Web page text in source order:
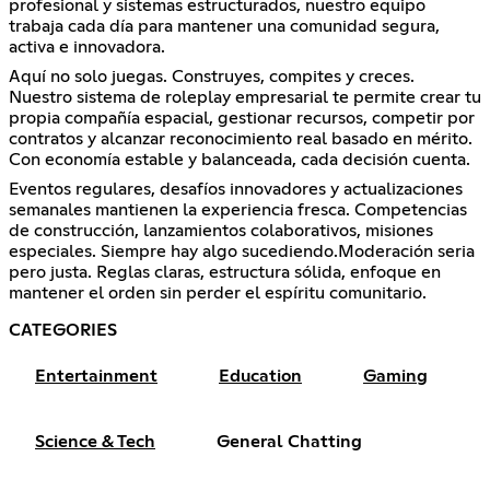
profesional y sistemas estructurados, nuestro equipo
trabaja cada día para mantener una comunidad segura,
activa e innovadora.
Aquí no solo juegas. Construyes, compites y creces.
Nuestro sistema de roleplay empresarial te permite crear tu
propia compañía espacial, gestionar recursos, competir por
contratos y alcanzar reconocimiento real basado en mérito.
Con economía estable y balanceada, cada decisión cuenta.
Eventos regulares, desafíos innovadores y actualizaciones
semanales mantienen la experiencia fresca. Competencias
de construcción, lanzamientos colaborativos, misiones
especiales. Siempre hay algo sucediendo.Moderación seria
pero justa. Reglas claras, estructura sólida, enfoque en
mantener el orden sin perder el espíritu comunitario.
CATEGORIES
Entertainment Education Gaming
Science & Tech General Chatting